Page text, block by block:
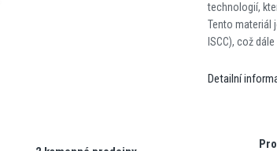
technologií,
Tento materiál
ISCC), což
Detailní